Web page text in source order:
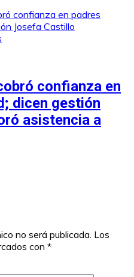
confianza en
dicen gestión
asistencia a
no será publicada. Los
con *